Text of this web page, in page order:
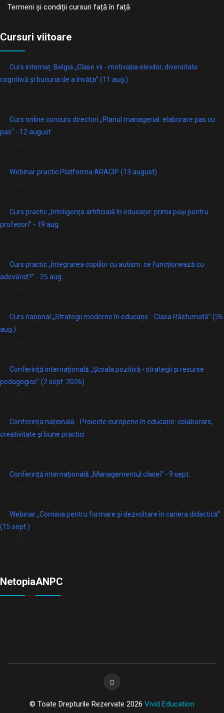
Termeni și condiții cursuri față în față
Cursuri viitoare
Curs internaț. Belgia „Clase vii - motivația elevilor, diversitate
cognitivă și bucuria de a învăța” (11 aug.)
Curs online concurs directori „Planul managerial: elaborare pas cu
pas” - 12 august
Webinar practic Platforma ARACIP (13 august)
Curs practic „Inteligența artificială în educație: primii pași pentru
profesori” - 19 aug.
Curs practic „Integrarea copiilor cu autism: ce funcționează cu
adevărat?” - 25 aug.
Curs național „Strategii moderne în educație - Clasa Răsturnată” (26
aug.)
Conferință internațională „Școala pozitivă - strategii și resurse
pedagogice” (2 sept. 2026)
Conferința națională - Proiecte europene în educație: colaborare,
creativitate și bune practici
Conferință internațională „Managementul clasei” - 9 sept.
Webinar „Comisia pentru formare și dezvoltare în cariera didactică”
(15 sept.)
NetopiaANPC
© Toate Drepturile Rezervate 2026 Vivid Education